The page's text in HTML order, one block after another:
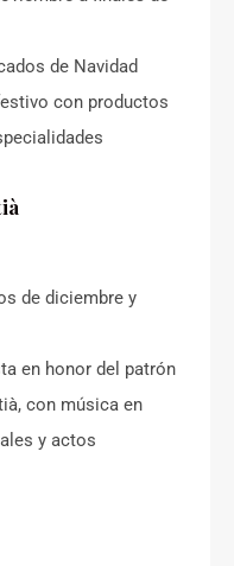
de Navidad
con productos
de diciembre y
en honor del patrón
con música en
y actos